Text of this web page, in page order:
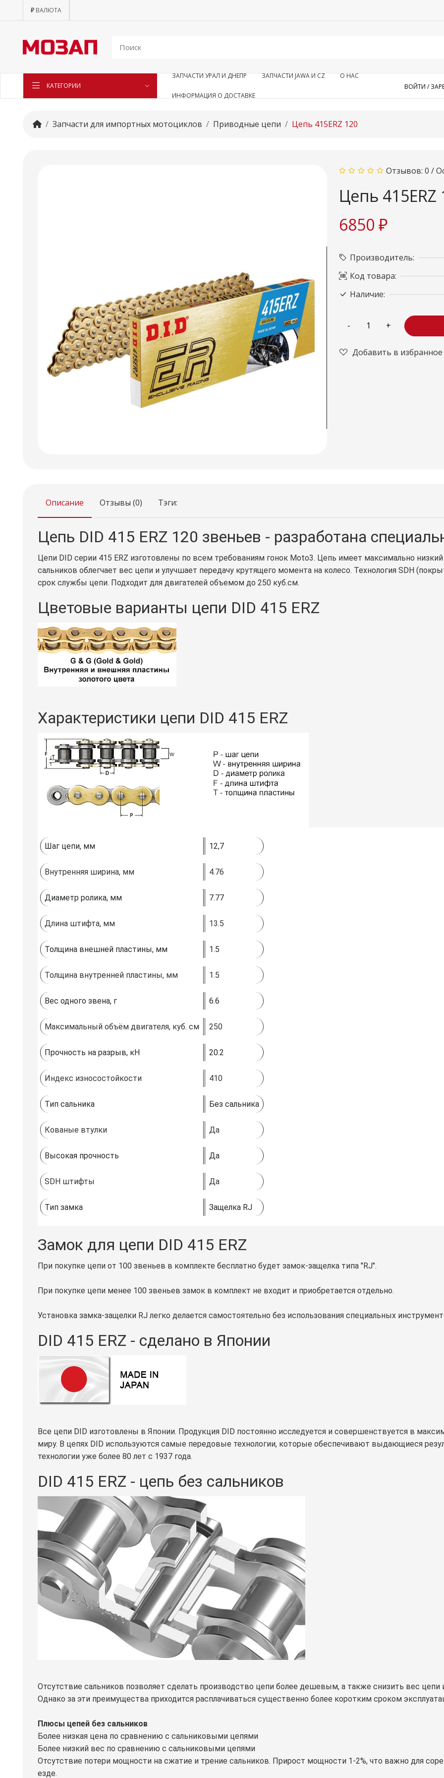
₽ ВАЛЮТА
КАТЕГОРИИ
ЗАПЧАСТИ УРАЛ И ДНЕПР ЗАПЧАСТИ JAWA И CZ О НАС
ИНФОРМАЦИЯ О ДОСТАВКЕ
ВОЙТИ /
Запчасти для импортных мотоциклов Приводные цепи Цепь 415ERZ 120
Отзывов: 0 /
Цепь 415ERZ
6850 ₽
Производитель:
Код товара:
Наличие:
Добавить в избранное
Описание Отзывы (0) Тэги:
Цепь DID 415 ERZ 120 звеньев - разработана
Цепи DID cерии 415 ERZ изготовлены по всем требованиям гонок Moto3. Цепь имеет максимально
сальников облегчает вес цепи и улучшает передачу крутящего момента на колесо. Технология SDH
срок службы цепи. Подходит для двигателей объемом до 250 куб.см.
Цветовые варианты цепи DID 415 ERZ
Характеристики цепи DID 415 ERZ
Шаг цепи, мм 12,7
Внутренняя ширина, мм 4.76
Диаметр ролика, мм 7.77
Длина штифта, мм 13.5
Толщина внешней пластины, мм 1.5
Толщина внутренней пластины, мм 1.5
Вес одного звена, г 6.6
Максимальный объём двигателя, куб. см 250
Прочность на разрыв, кН 20.2
Индекс износостойкости 410
Тип сальника Без сальника
Кованые втулки Да
Высокая прочность Да
SDH штифты Да
Тип замка Защелка RJ
Замок для цепи DID 415 ERZ
При покупке цепи от 100 звеньев в комплекте бесплатно будет замок-защелка типа "RJ".
При покупке цепи менее 100 звеньев замок в комплект не входит и приобретается отдельно.
Установка замка-защелки RJ легко делается самостоятельно без использования специальных
DID 415 ERZ - сделано в Японии
Все цепи DID изготовлены в Японии. Продукция DID постоянно исследуется и совершенствуется в
миру. В цепях DID используются самые передовые технологии, которые обеспечивают выдающиеся
технологии уже более 80 лет с 1937 года.
DID 415 ERZ - цепь без сальников
Отсутствие сальников позволяет сделать производство цепи более дешевым, а также снизить вес
Однако за эти преимущества приходится расплачиваться существенно более коротким сроком
Плюсы цепей без сальников
Более низкая цена по сравнению с сальниковыми цепями
Более низкий вес по сравнению с сальниковыми цепями
Отсутствие потери мощности на сжатие и трение сальников. Прирост мощности 1-2%, что важно для
езде.